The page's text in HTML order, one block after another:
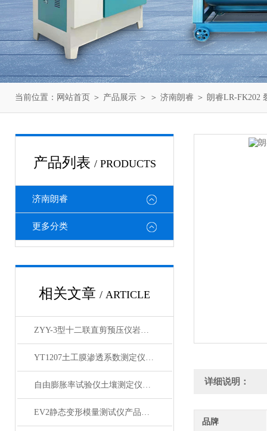
当前位置： 网站首页 ＞ 产品展示 ＞ ＞ 济南朗睿 ＞ 朗睿LR-FK202
产品列表 / PRODUCTS
济南朗睿
更多分类
相关文章 / ARTICLE
ZYY-3型十二联直剪预压仪岩土土工仪器 产品展示
YT1207土工膜渗透系数测定仪产品展示
自由膨胀率试验仪土壤测定仪产品展示
EV2静态变形模量测试仪产品简介
详细说明：
品牌